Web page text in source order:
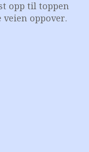
opp til toppen
oppover.